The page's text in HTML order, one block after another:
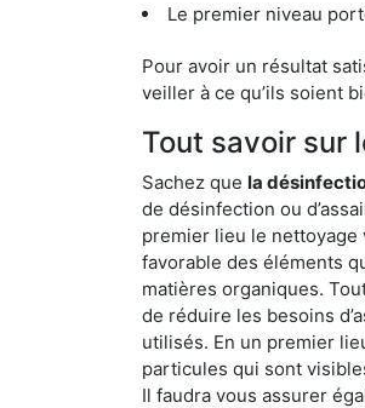
Le premier niveau
Pour avoir un résultat
veiller à ce qu’ils soient
Tout savoir sur
Sachez que la
de désinfection ou
premier lieu le nettoyage
favorable des éléments
matières organiques.
de réduire les besoins
utilisés. En un premier
particules qui sont
Il faudra vous assurer